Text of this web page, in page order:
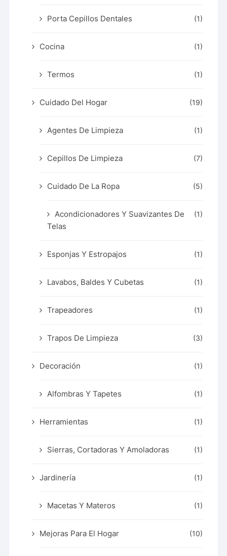
Porta Cepillos Dentales (1)
Cocina (1)
Termos (1)
Cuidado Del Hogar (19)
Agentes De Limpieza (1)
Cepillos De Limpieza (7)
Cuidado De La Ropa (5)
Acondicionadores Y Suavizantes De
Telas
(1)
Esponjas Y Estropajos (1)
Lavabos, Baldes Y Cubetas (1)
Trapeadores (1)
Trapos De Limpieza (3)
Decoración (1)
Alfombras Y Tapetes (1)
Herramientas (1)
Sierras, Cortadoras Y Amoladoras (1)
Jardinería (1)
Macetas Y Materos (1)
Mejoras Para El Hogar (10)